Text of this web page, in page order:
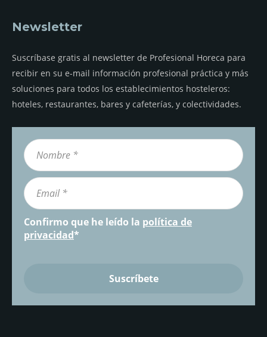
Newsletter
Suscríbase gratis al newsletter de Profesional Horeca para
recibir en su e-mail información profesional práctica y más
soluciones para todos los establecimientos hosteleros:
hoteles, restaurantes, bares y cafeterías, y colectividades.
Confirmo que he leído la política de
privacidad*